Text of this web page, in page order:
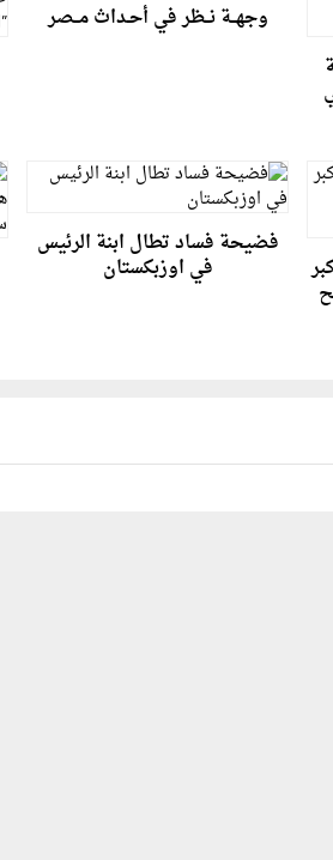
وجهــة نــظر في أحـداث مــصر
فضيحة فساد تطال ابنة الرئيس
في اوزبكستان